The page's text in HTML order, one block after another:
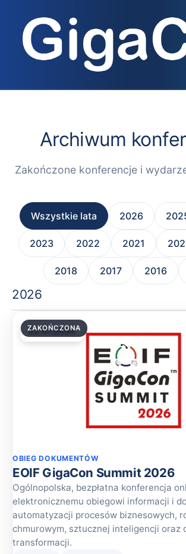
treści
Archiwum
Zakończone konferencje i
Wszystkie lata 2026
2023 2022 2021
2018 2017 2016
2026
22.07.2026
ZAKOŃCZONA
OBIEG DOKUMENTÓW
EOIF GigaCon Summit 2026
Ogólnopolska, bezpłatna konferencja
elektronicznemu obiegowi informacji i
automatyzacji procesów biznesowych,
chmurowym, sztucznej inteligencji oraz
transformacji.